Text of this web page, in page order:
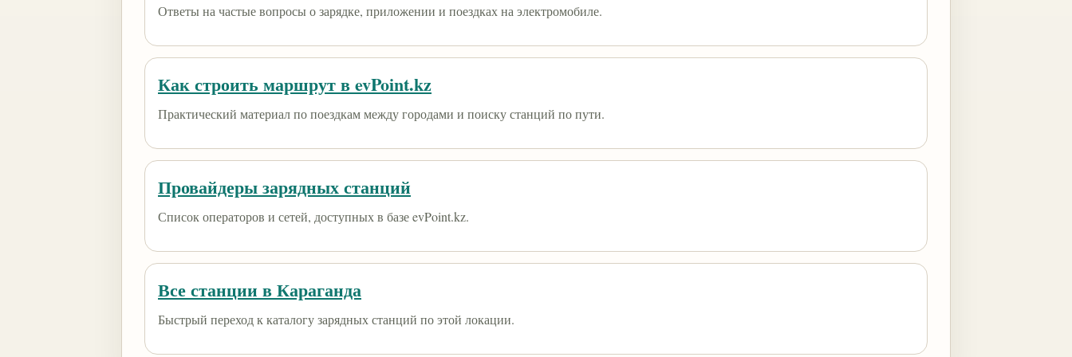
Ответы на частые вопросы о зарядке, приложении и поездках на электромобиле.
Как строить маршрут в evPoint.kz
Практический материал по поездкам между городами и поиску станций по пути.
Провайдеры зарядных станций
Список операторов и сетей, доступных в базе evPoint.kz.
Все станции в Караганда
Быстрый переход к каталогу зарядных станций по этой локации.